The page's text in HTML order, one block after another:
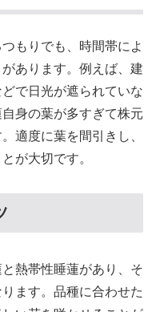
もりでも、時間帯によ
あります。例えば、建
で日光が遮られていな
身の葉が多すぎて株元
適度に葉を間引きし、
が大切です。
熱帯性睡蓮があり、そ
ます。品種に合わせた